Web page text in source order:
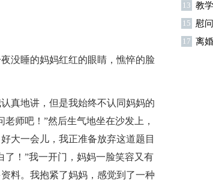
没睡的妈妈红红的眼睛，憔悴的脸
真地讲，但是我始终不认同妈妈的
师吧！”然后生气地坐在沙发上，
大一会儿，我正准备放弃这道题目
了！”我一开门，妈妈一脸笑容又有
料。我抱紧了妈妈，感觉到了一种
篇
13 教
15 慰
17 离